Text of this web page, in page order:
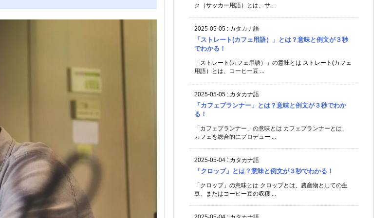
ク（サッカー用語）とは、サ ...
2025-05-05 : カタカナ語
「ストレート(カフェ用語）」とは？意味と例文が３秒
でわかる！
「ストレート(カフェ用語）」の意味とは ストレート(カフェ
用語）とは、コーヒー豆 ...
2025-05-05 : カタカナ語
「カフェプランナー」とは？意味と例文が３秒でわか
る！
「カフェプランナー」の意味とは カフェプランナーとは、
カフェを総合的にプロデュー ...
2025-05-04 : カタカナ語
「クロップ」とは？意味と例文が３秒でわかる！
「クロップ」の意味とは クロップとは、農産物としての生
豆、またはコーヒー豆の収穫 ...